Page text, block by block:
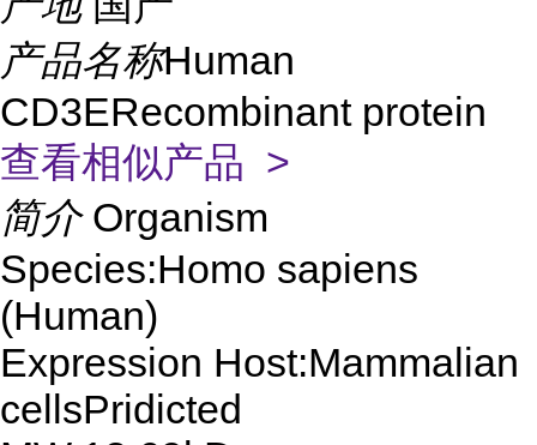
产品名称Human
CD3ERecombinant protein
查看相似产品 >
简介 Organism
Species:Homo sapiens
(Human)
Expression Host:Mammalian
cellsPridicted